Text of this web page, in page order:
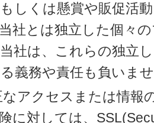
しくは懸賞や販促活
社とは独立した個々
社は、これらの独立
義務や責任も負いま
アクセスまたは情報
に対しては、